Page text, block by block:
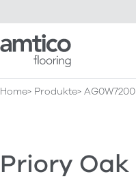
Amtico Flooring
Home Produkte AG0W7200
Priory Oak